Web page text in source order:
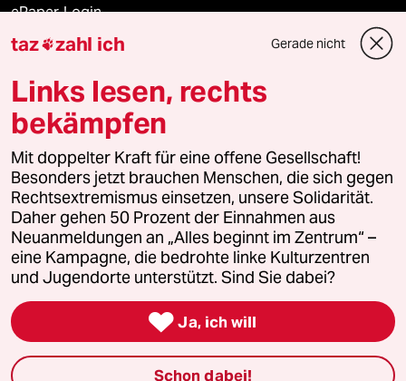
ePaper Login
Downloads für Abonnierende
© 2026 taz Verlags und Vertriebs GmbH
Alle Rechte vorbehalten. Bei rechtlichen Fragen oder für Genehmigungen
wenden Sie sich bitte an
lizenzen@taz.de
Feedback Redaktionsstatut Kommune-Richtlinien
Leitlinie Informant Datenschutz Impressum AGB
Seitenwende Einwilligungen widerrufen (Ads)
taz zahl ich Gerade nicht
Links lesen, rechts
bekämpfen
Mit doppelter Kraft für eine offene Gesellschaft!
Besonders jetzt brauchen Menschen, die sich gegen
Rechtsextremismus einsetzen, unsere Solidarität.
Daher gehen 50 Prozent der Einnahmen aus
Neuanmeldungen an „Alles beginnt im Zentrum“ –
eine Kampagne, die bedrohte linke Kulturzentren
und Jugendorte unterstützt. Sind Sie dabei?
 Ja, ich will
Schon dabei!